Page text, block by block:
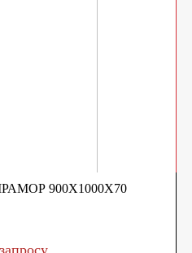
900X1000X70